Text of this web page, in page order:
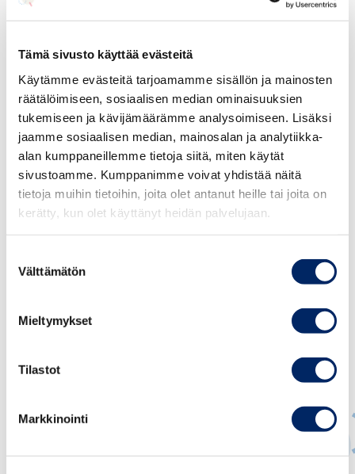
Tämä sivusto käyttää evästeitä
Käytämme evästeitä tarjoamamme sisällön ja mainosten
räätälöimiseen, sosiaalisen median ominaisuuksien
tukemiseen ja kävijämäärämme analysoimiseen. Lisäksi
jaamme sosiaalisen median, mainosalan ja analytiikka-
alan kumppaneillemme tietoja siitä, miten käytät
sivustoamme. Kumppanimme voivat yhdistää näitä
tietoja muihin tietoihin, joita olet antanut heille tai joita on
kerätty, kun olet käyttänyt heidän palvelujaan.
valinta
Välttämätön
Mieltymykset
Tilastot
Markkinointi
uskoo, että niistä on hyötyä elintarvikeketjun toimijoille
luottamuksellista sopimustoimintaa elintarvikeketjun eri
Vahtera toteaa.
Lue suositukset:
Elintarvikeketjun
kauppatapalautakunnan suositukset –
Keskuskauppakamari